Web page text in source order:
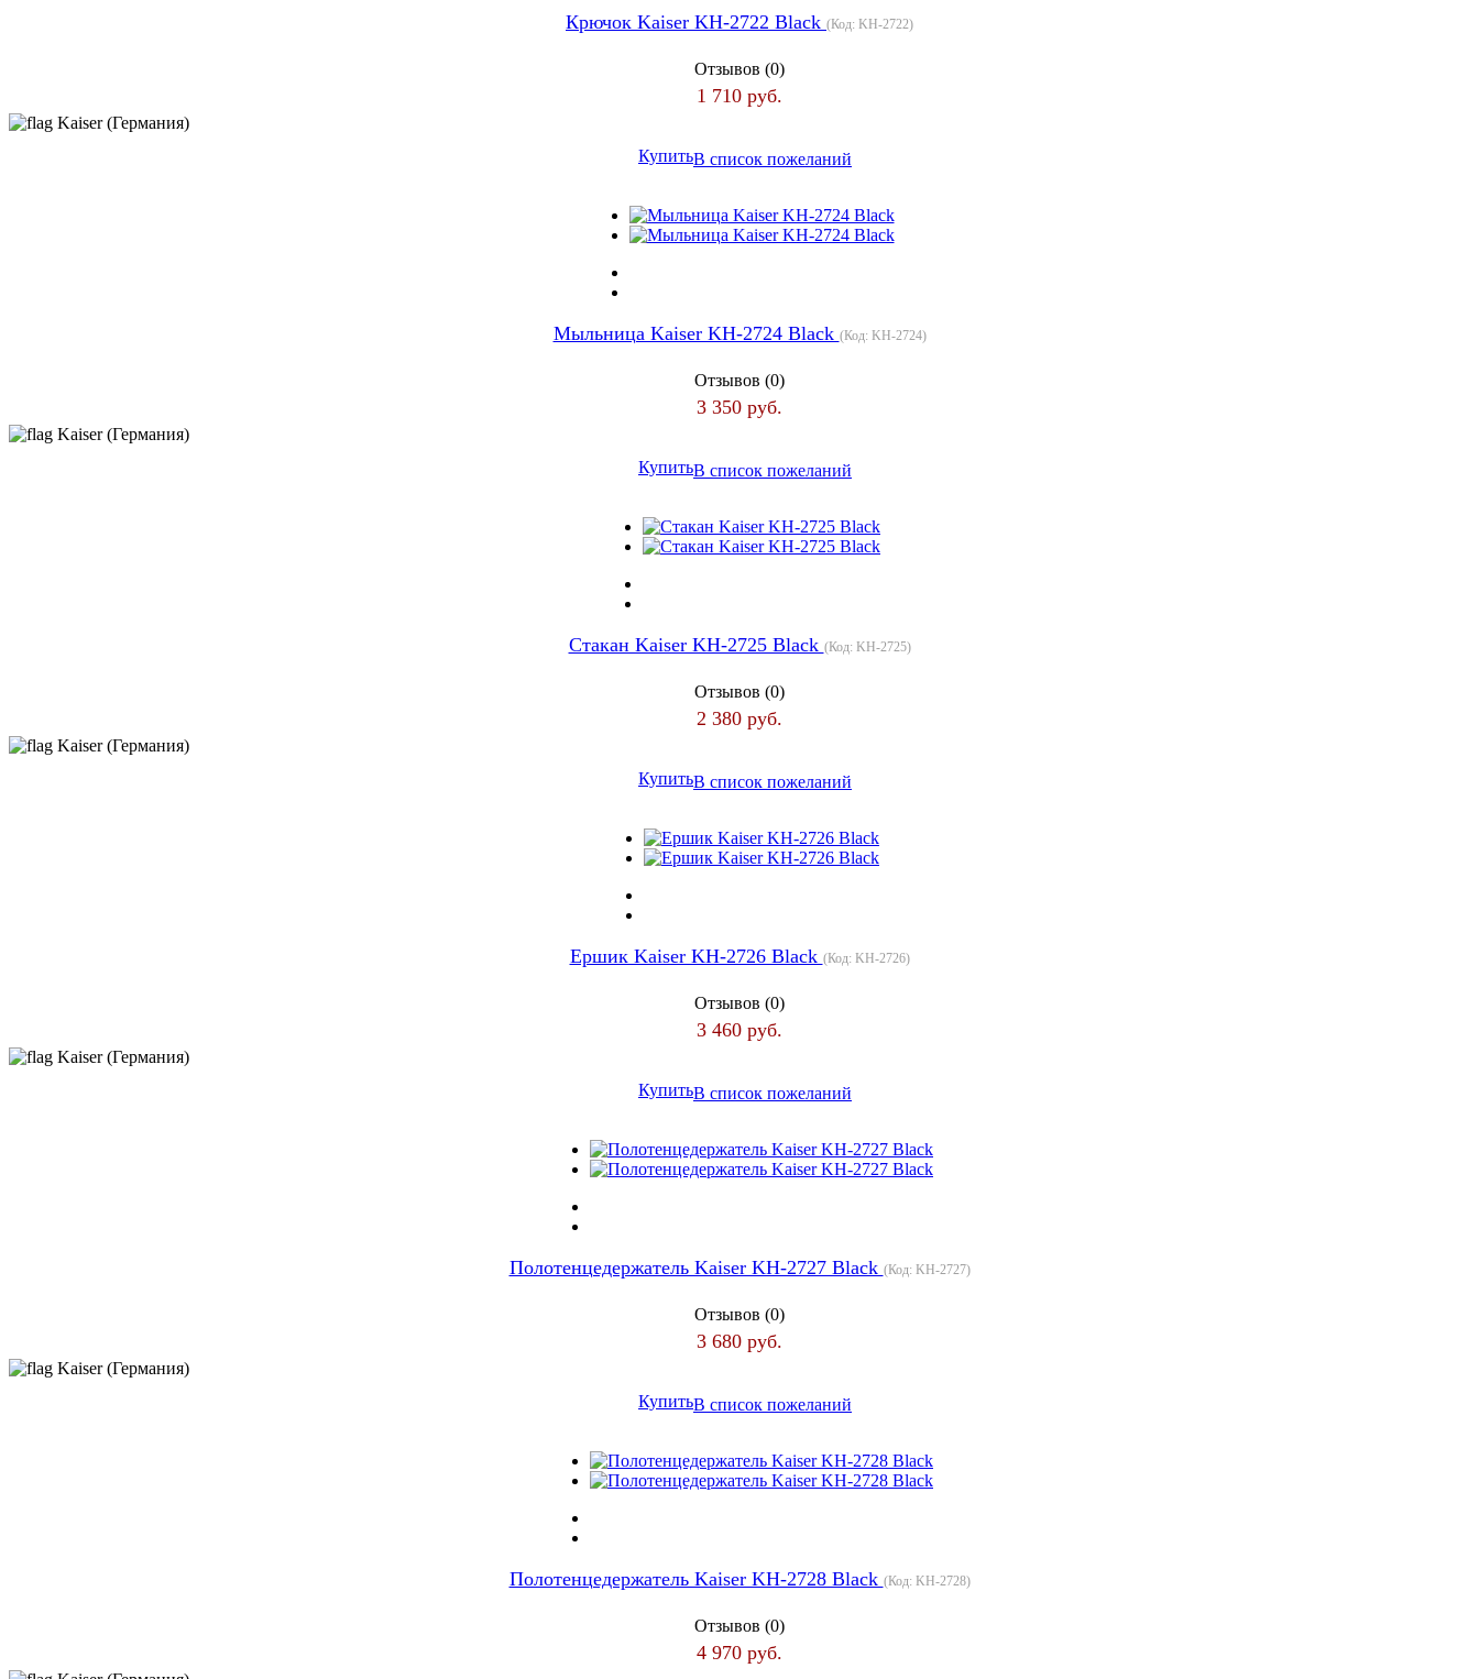
Крючок Kaiser KH-2722 Black (Код: KH-2722)
Отзывов (0)
1 710 руб.
Kaiser (Германия)
КупитьВ список пожеланий
Мыльница Kaiser KH-2724 Black (Код: KH-2724)
Отзывов (0)
3 350 руб.
Kaiser (Германия)
КупитьВ список пожеланий
Стакан Kaiser KH-2725 Black (Код: KH-2725)
Отзывов (0)
2 380 руб.
Kaiser (Германия)
КупитьВ список пожеланий
Ершик Kaiser KH-2726 Black (Код: KH-2726)
Отзывов (0)
3 460 руб.
Kaiser (Германия)
КупитьВ список пожеланий
Полотенцедержатель Kaiser KH-2727 Black (Код: KH-2727)
Отзывов (0)
3 680 руб.
Kaiser (Германия)
КупитьВ список пожеланий
Полотенцедержатель Kaiser KH-2728 Black (Код: KH-2728)
Отзывов (0)
4 970 руб.